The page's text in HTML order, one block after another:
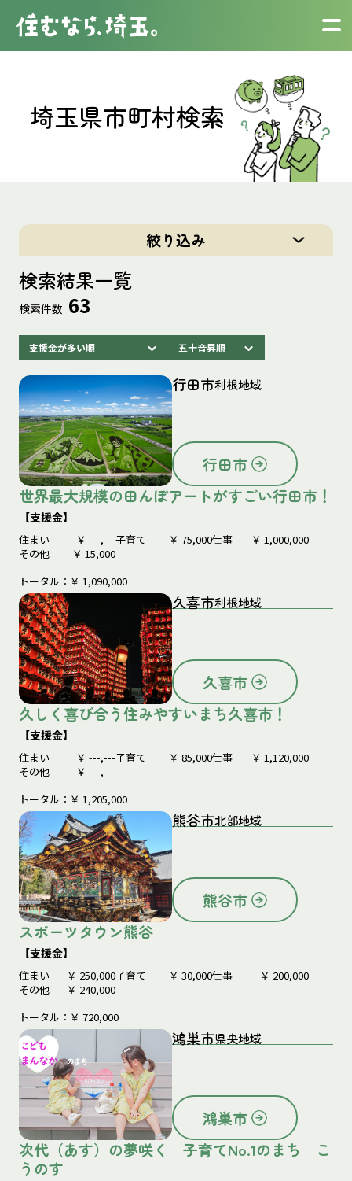
埼玉県市町村検索
絞り込み
検索結果一覧
検索件数 63
行田市利根地域
行田市
世界最大規模の田んぼアートがすごい行田市！
【支援金】
住まい ￥ ---,---子育て ￥ 75,000仕事 ￥ 1,000,000
その他
￥ 15,000
トータル：￥ 1,090,000
久喜市利根地域
久喜市
久しく喜び合う住みやすいまち久喜市！
【支援金】
住まい ￥ ---,---子育て ￥ 85,000仕事 ￥ 1,120,000
その他
￥ ---,---
トータル：￥ 1,205,000
熊谷市北部地域
熊谷市
スポーツタウン熊谷
【支援金】
住まい ￥ 250,000子育て ￥ 30,000仕事 ￥ 200,000
その他
￥ 240,000
トータル：￥ 720,000
鴻巣市県央地域
鴻巣市
次代（あす）の夢咲く 子育てNo.1のまち こ
うのす